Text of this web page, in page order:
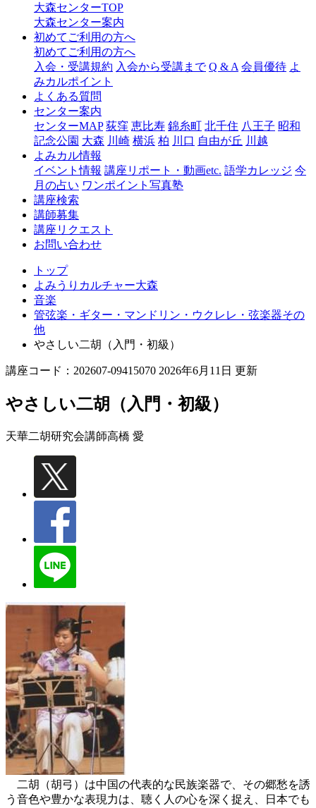
ャ
森
大森センターTOP
大森センター案内
初めてご利用の方へ
初めてご利用の方へ
入会・受講規約 入会から受講まで Q & A 会員優待 よ
みカルポイント
よくある質問
センター案内
センターMAP 荻窪 恵比寿 錦糸町 北千住 八王子 昭和
記念公園 大森 川崎 横浜 柏 川口 自由が丘 川越
よみカル情報
イベント情報 講座リポート・動画etc. 語学カレッジ 今
月の占い ワンポイント写真塾
講座検索
講師募集
講座リクエスト
お問い合わせ
トップ
よみうりカルチャー大森
音楽
管弦楽・ギター・マンドリン・ウクレレ・弦楽器その
他
やさしい二胡（入門・初級）
講座コード：202607-09415070 2026年6月11日 更新
やさしい二胡（入門・初級）
天華二胡研究会講師高橋 愛
二胡（胡弓）は中国の代表的な民族楽器で、その郷愁を誘
う音色や豊かな表現力は、聴く人の心を深く捉え、日本でも